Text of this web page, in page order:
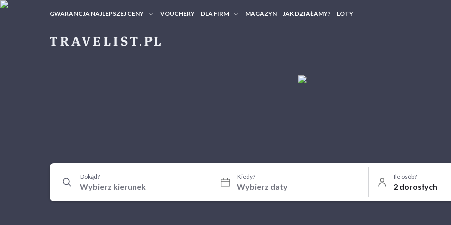
GWARANCJA NAJLEPSZEJ CENY VOUCHERY DLA FIRM MAGAZYN JAK DZIAŁAMY? LOTY
Dokąd? Kiedy? Ile osób?